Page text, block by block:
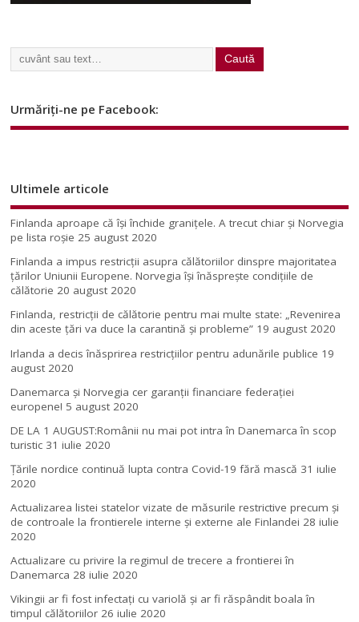
Urmăriți-ne pe Facebook:
Ultimele articole
Finlanda aproape că își închide granițele. A trecut chiar și Norvegia
pe lista roșie 25 august 2020
Finlanda a impus restricţii asupra călătoriilor dinspre majoritatea
ţărilor Uniunii Europene. Norvegia își înăsprește condițiile de
călătorie 20 august 2020
Finlanda, restricţii de călătorie pentru mai multe state: „Revenirea
din aceste ţări va duce la carantină şi probleme” 19 august 2020
Irlanda a decis înăsprirea restricțiilor pentru adunările publice 19
august 2020
Danemarca și Norvegia cer garanții financiare federației
europene! 5 august 2020
DE LA 1 AUGUST:Românii nu mai pot intra în Danemarca în scop
turistic 31 iulie 2020
Țările nordice continuă lupta contra Covid-19 fără mască 31 iulie
2020
Actualizarea listei statelor vizate de măsurile restrictive precum și
de controale la frontierele interne și externe ale Finlandei 28 iulie
2020
Actualizare cu privire la regimul de trecere a frontierei în
Danemarca 28 iulie 2020
Vikingii ar fi fost infectaţi cu variolă şi ar fi răspândit boala în
timpul călătoriilor 26 iulie 2020